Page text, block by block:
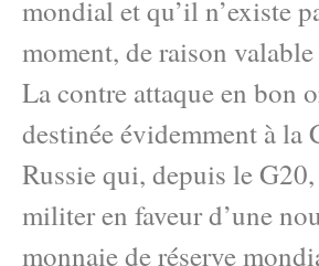
mondial et qu’il n’existe
moment, de raison valable
La contre attaque en bon
destinée évidemment à la
Russie qui, depuis le G20,
militer en faveur d’une
monnaie de réserve